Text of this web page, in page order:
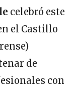
celebró este
el Castillo
de
con